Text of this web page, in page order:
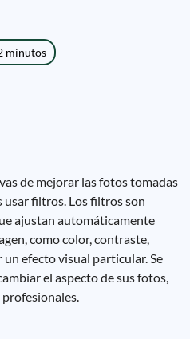
minutos
de mejorar las fotos tomadas
usar filtros. Los filtros son
ajustan automáticamente
como color, contraste,
efecto visual particular. Se
el aspecto de sus fotos,